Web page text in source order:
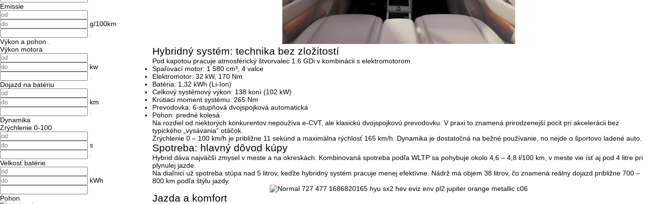
Emissie
g/100km
Výkon a pohon
Výkon motora
kw
Dojazd na batériu
km
Dynamika
Zrýchlenie 0-100
s
Velkosť batérie
kWh
Pohon
Hybridný systém: technika bez zložitostí
Pod kapotou pracuje atmosférický štvorvalec 1.6 GDi v kombinácii s elektromotorom.
Spaľovací motor: 1 580 cm³, 4 valce
Elektromotor: 32 kW, 170 Nm
Batéria: 1,32 kWh (Li-Ion)
Celkový systémový výkon: 138 koní (102 kW)
Krútiaci moment systému: 265 Nm
Prevodovka: 6-stupňová dvojspojková automatická
Pohon: predné kolesá
Na rozdiel od niektorých konkurentov nepoužíva e-CVT, ale klasickú dvojspojkovú prevodovku. V praxi to znamená prirodzenejší pocit pri akcelerácii bez
typického „vysávania“ otáčok.
Zrýchlenie 0 – 100 km/h je približne 11 sekúnd a maximálna rýchlosť 165 km/h. Dynamika je dostatočná na bežné používanie, no nejde o športovo ladené auto.
Spotreba: hlavný dôvod kúpy
Hybrid dáva najväčší zmysel v meste a na okreskách. Kombinovaná spotreba podľa WLTP sa pohybuje okolo 4,6 – 4,8 l/100 km , v meste vie ísť aj pod 4 litre pri
plynulej jazde.
Na diaľnici už spotreba stúpa nad 5 litrov, keďže hybridný systém pracuje menej efektívne. Nádrž má objem 38 litrov, čo znamená reálny dojazd približne 700 –
800 km podľa štýlu jazdy.
Jazda a komfort